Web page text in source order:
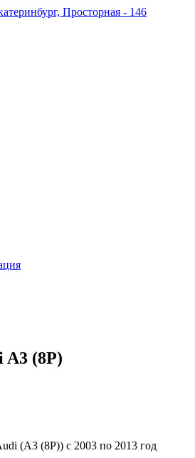
Просторная - 146
A3 (8P)
(A3 (8P)) с 2003 по 2013 год